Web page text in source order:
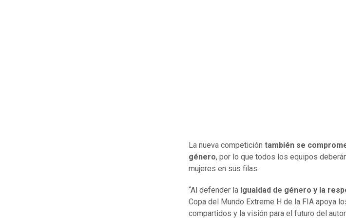
La nueva competición también se
género, por lo que todos los equipos
mujeres en sus filas.
“Al defender la igualdad de género y la
Copa del Mundo Extreme H de la FIA apoya
compartidos y la visión para el futuro del